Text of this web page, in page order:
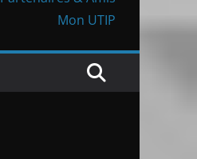
Mon UTIP